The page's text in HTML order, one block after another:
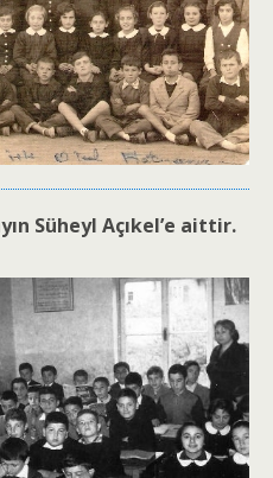
Süheyl Açıkel’e aittir.